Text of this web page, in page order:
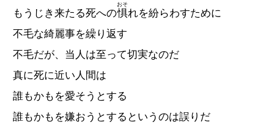
もうじき来たる死への惧
おそ
れを紛らわすために
不毛な綺麗事を繰り返す
不毛だが、当人は至って切実なのだ
真に死に近い人間は
誰もかもを愛そうとする
誰もかもを嫌おうとするというのは誤りだ